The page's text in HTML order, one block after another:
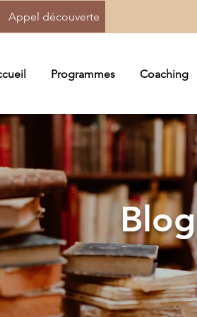
Appel découverte
Programmes Coaching
Blog